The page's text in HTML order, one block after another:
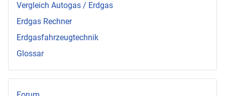
Vergleich Autogas / Erdgas
Erdgas Rechner
Erdgasfahrzeugtechnik
Glossar